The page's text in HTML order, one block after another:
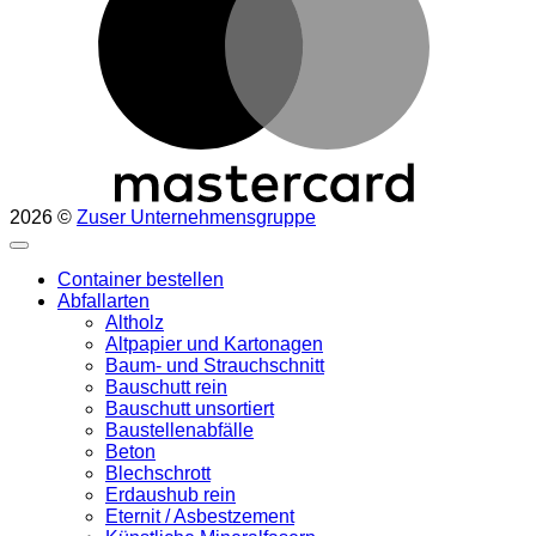
2026 © Zuser Unternehmensgruppe
Container bestellen
Abfallarten
Altholz
Altpapier und Kartonagen
Baum- und Strauchschnitt
Bauschutt rein
Bauschutt unsortiert
Baustellenabfälle
Beton
Blechschrott
Erdaushub rein
Eternit / Asbestzement